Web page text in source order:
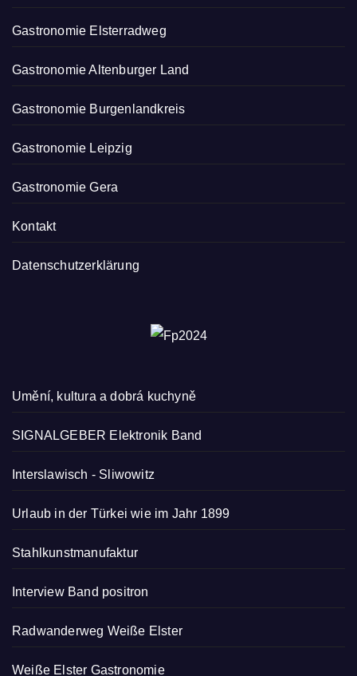
Gastronomie Elsterradweg
Gastronomie Altenburger Land
Gastronomie Burgenlandkreis
Gastronomie Leipzig
Gastronomie Gera
Kontakt
Datenschutzerklärung
Umění, kultura a dobrá kuchyně
SIGNALGEBER Elektronik Band
Interslawisch - Sliwowitz
Urlaub in der Türkei wie im Jahr 1899
Stahlkunstmanufaktur
Interview Band positron
Radwanderweg Weiße Elster
Weiße Elster Gastronomie